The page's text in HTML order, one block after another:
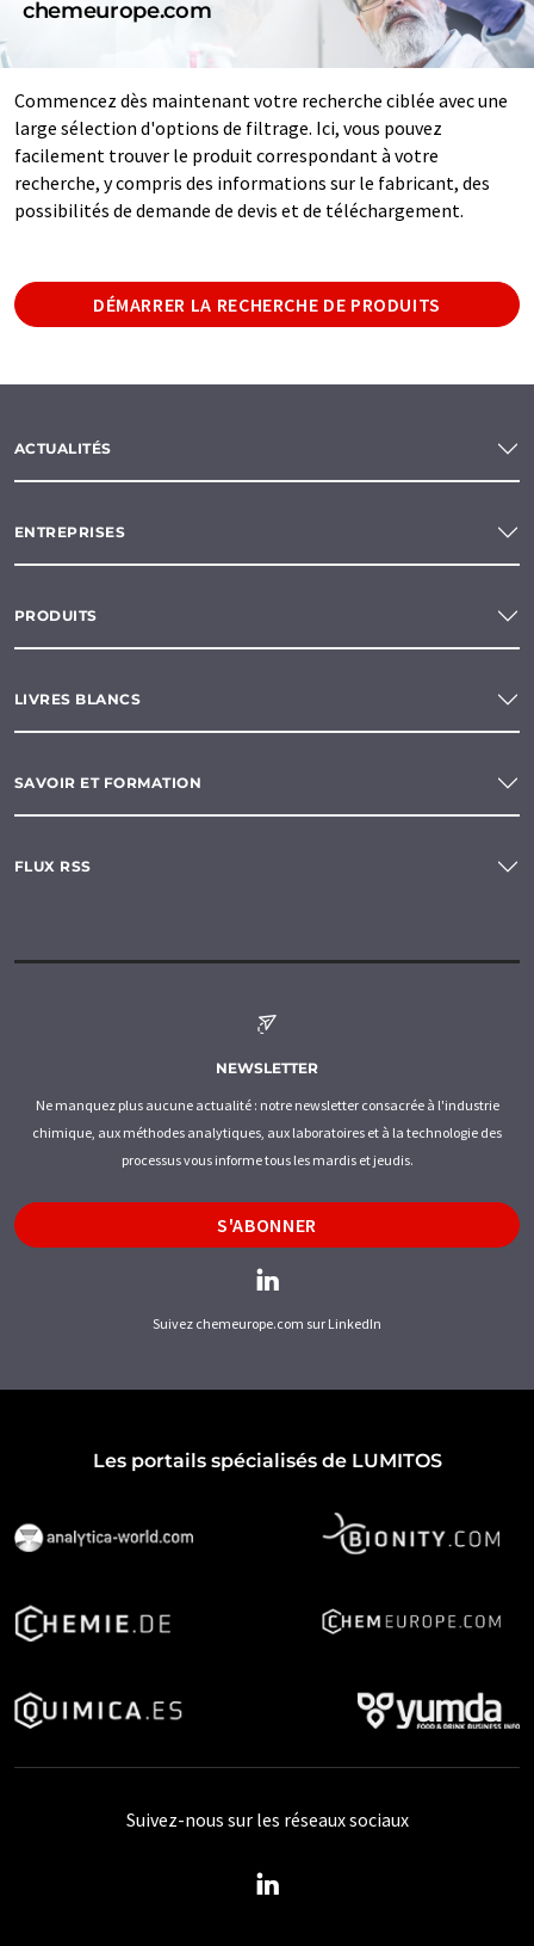
chemeurope.com
Commencez dès maintenant votre recherche ciblée avec une
large sélection d'options de filtrage. Ici, vous pouvez
facilement trouver le produit correspondant à votre
recherche, y compris des informations sur le fabricant, des
possibilités de demande de devis et de téléchargement.
DÉMARRER LA RECHERCHE DE PRODUITS
ACTUALITÉS
ENTREPRISES
PRODUITS
LIVRES BLANCS
SAVOIR ET FORMATION
FLUX RSS
NEWSLETTER
Ne manquez plus aucune actualité : notre newsletter consacrée à l'industrie
chimique, aux méthodes analytiques, aux laboratoires et à la technologie des
processus vous informe tous les mardis et jeudis.
S'ABONNER
Suivez chemeurope.com sur LinkedIn
Les portails spécialisés de LUMITOS
Suivez-nous sur les réseaux sociaux